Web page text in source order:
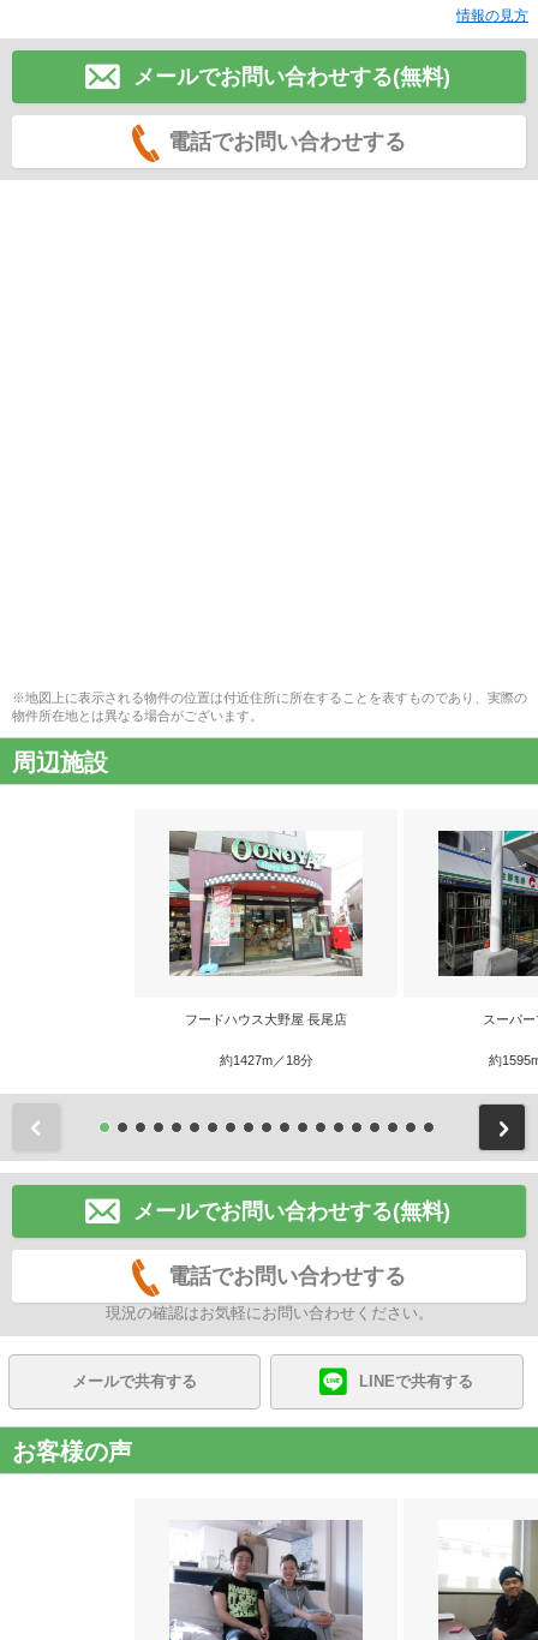
情報の見方
メールでお問い合わせする(無料)
電話でお問い合わせする
※地図上に表示される物件の位置は付近住所に所在することを表すものであり、実際の
物件所在地とは異なる場合がございます。
周辺施設
フードハウス大野屋 長尾店
約1427m／18分
スーパ
約
メールでお問い合わせする(無料)
電話でお問い合わせする
現況の確認はお気軽にお問い合わせください。
メールで共有する LINEで共有する
お客様の声